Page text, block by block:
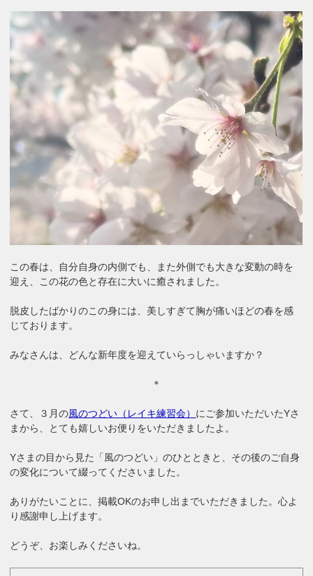
この春は、自分自身の内側でも、また外側でも大きな変動の時を
迎え、この花の色と存在に大いに癒されました。
脱皮したばかりのこの身には、美しすぎて胸が痛いほどの春を感
じております。
みなさんは、どんな新年度を迎えていらっしゃいますか？
＊
さて、３月の風のつどい（レイキ練習会） にご参加いただいたYさ
まから、とても嬉しいお便りをいただきましたよ。
Yさまの目から見た「風のつどい」のひとときと、その後のご自身
の変化について綴ってくださいました。
ありがたいことに、掲載OKのお申し出までいただきました。心よ
り感謝申し上げます。
どうぞ、お楽しみくださいね。